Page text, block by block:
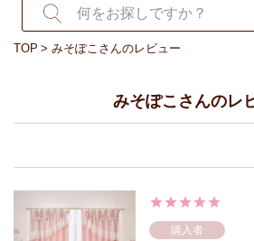
TOP みそぽこさんのレビュー
みそぽこさんのレ
購入者